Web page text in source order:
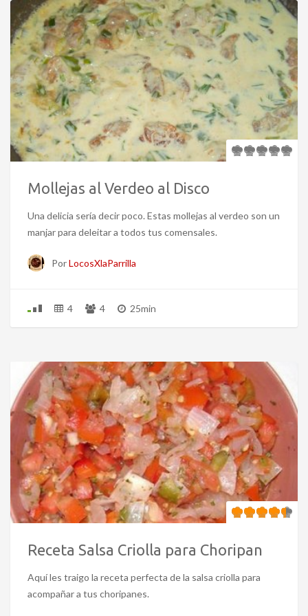
Mollejas al Verdeo al Disco
Una delicia sería decir poco. Estas mollejas al verdeo son un
manjar para deleitar a todos tus comensales.
PorLocosXlaParrilla
4 4 25min
Receta Salsa Criolla para Choripan
Aquí les traigo la receta perfecta de la salsa criolla para
acompañar a tus choripanes.